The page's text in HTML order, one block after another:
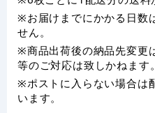
※お届けまでにかかる日数
せん。
※商品出荷後の納品先変更
等のご対応は致しかねます
※ポストに入らない場合は
います。